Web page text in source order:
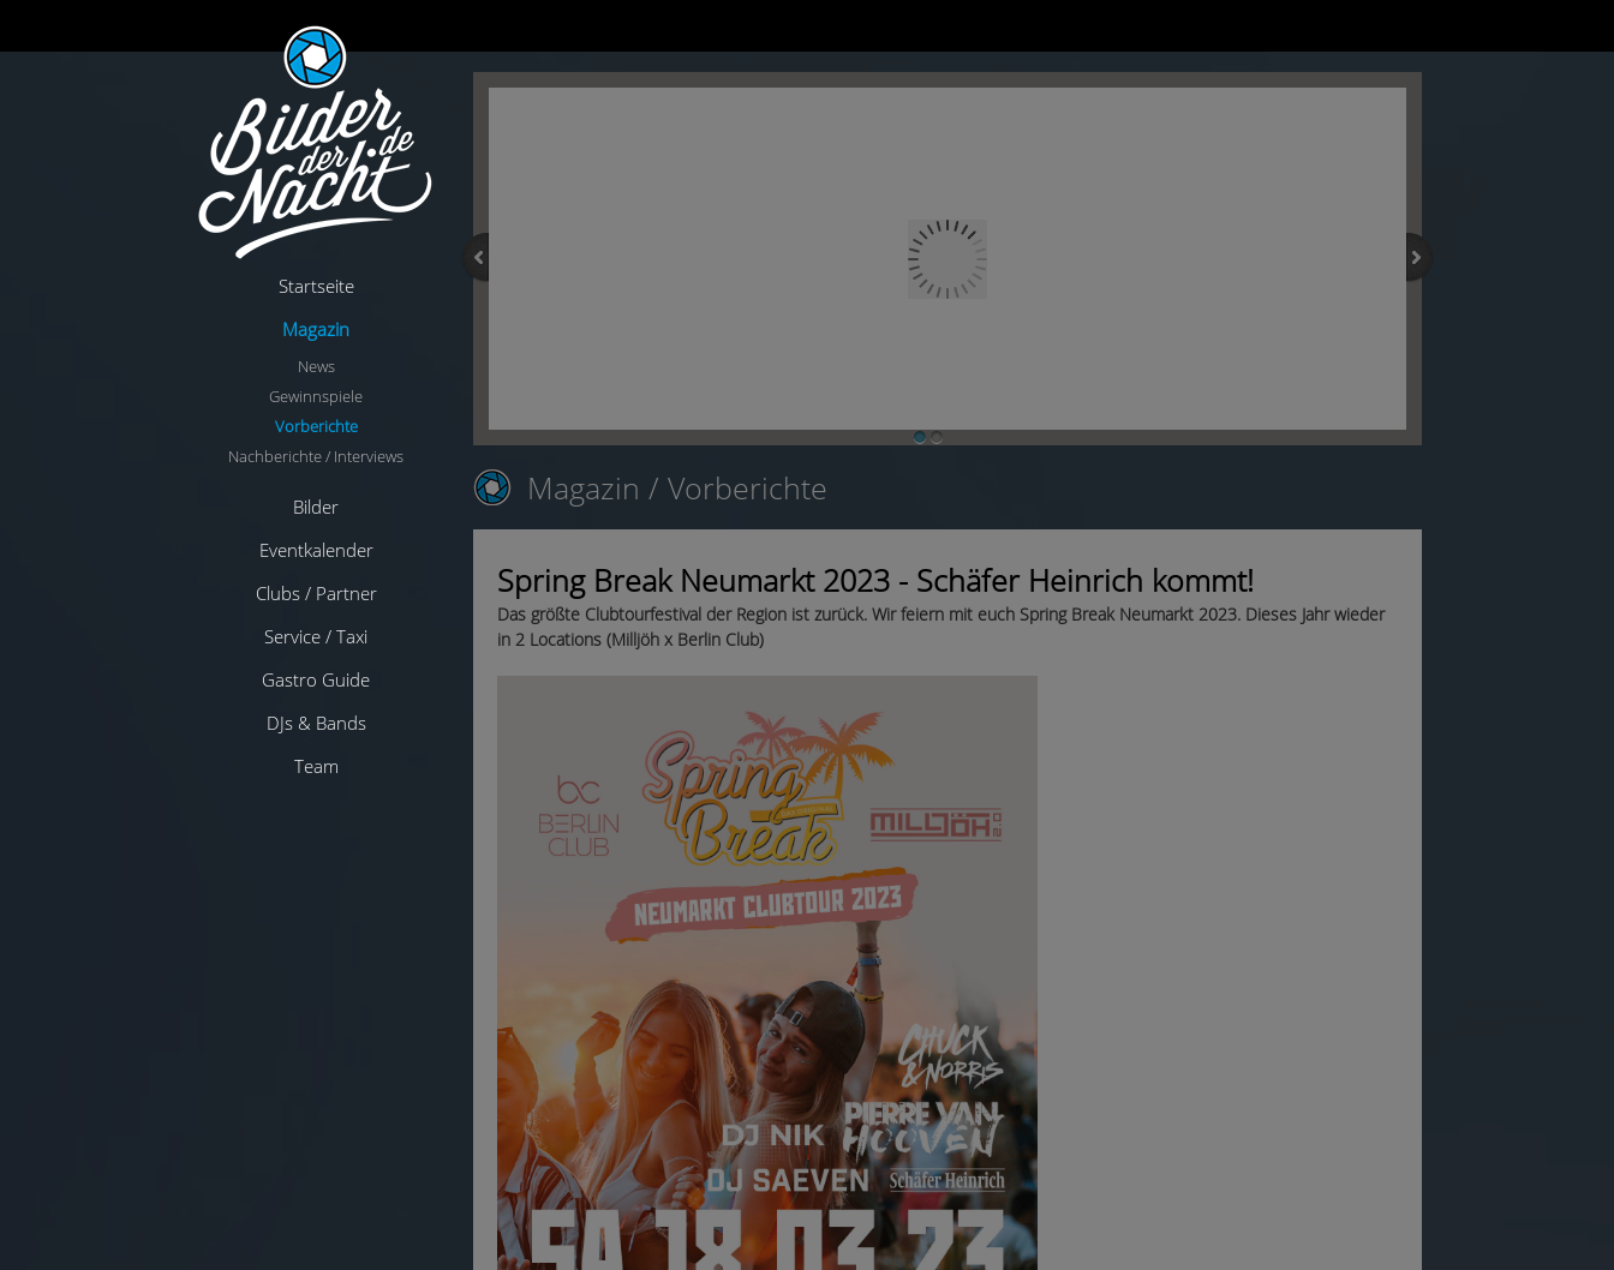
Startseite
Magazin
News
Gewinnspiele
Vorberichte
Nachberichte / Interviews
Bilder
Eventkalender
Clubs / Partner
Service / Taxi
Gastro Guide
DJs & Bands
Team
Magazin / Vorberichte
Spring Break Neumarkt 2023 - Schäfer Heinrich kommt!
Das größte Clubtourfestival der Region ist zurück. Wir feiern mit euch Spring Break Neumarkt 2023. Dieses Jahr wieder
in 2 Locations (Milljöh x Berlin Club)